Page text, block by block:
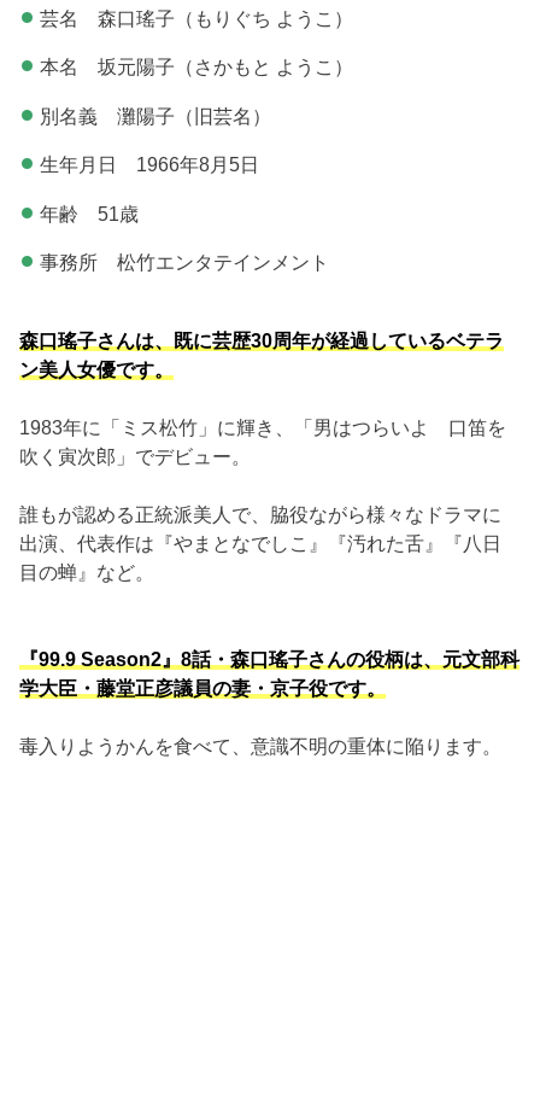
芸名 森口瑤子（もりぐち ようこ）
本名 坂元陽子（さかもと ようこ）
別名義 灘陽子（旧芸名）
生年月日 1966年8月5日
年齢 51歳
事務所 松竹エンタテインメント
森口瑤子さんは、既に芸歴30周年が経過しているベテラ
ン美人女優です。
1983年に「ミス松竹」に輝き、「男はつらいよ 口笛を
吹く寅次郎」でデビュー。
誰もが認める正統派美人で、脇役ながら様々なドラマに
出演、代表作は『やまとなでしこ』『汚れた舌』『八日
目の蝉』など。
『99.9 Season2』8話・森口瑤子さんの役柄は、元文部科
学大臣・藤堂正彦議員の妻・京子役です。
毒入りようかんを食べて、意識不明の重体に陥ります。